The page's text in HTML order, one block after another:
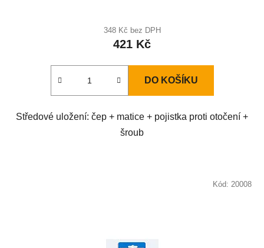
348 Kč bez DPH
421 Kč
DO KOŠÍKU
Středové uložení: čep + matice + pojistka proti otočení +
šroub
Kód: 20008